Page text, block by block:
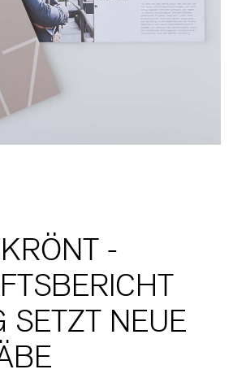
-
SETZT NEUE